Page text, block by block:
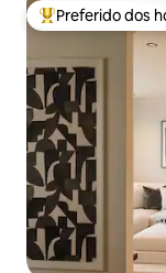
Entre os
Preferido dos